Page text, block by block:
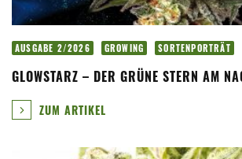
AUSGABE 2/2026 GROWING SORTENPORTRÄT
GLOWSTARZ – DER GRÜNE STERN AM
ZUM ARTIKEL